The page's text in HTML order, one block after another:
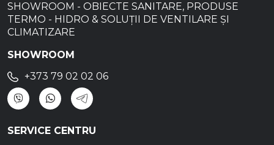
SHOWROOM - OBIECTE SANITARE, PRODUSE
TERMO - HIDRO & SOLUȚII DE VENTILARE ȘI
CLIMATIZARE
SHOWROOM
+373 79 02 02 06
SERVICE CENTRU